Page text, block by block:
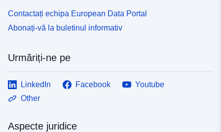
Contactați echipa European Data Portal
Abonați-vă la buletinul informativ
Urmăriți-ne pe
LinkedIn Facebook
Youtube
Other
Aspecte juridice